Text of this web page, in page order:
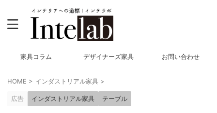
家具コラム デザイナーズ家具 お問い合わせ
HOME > インダストリアル家具 >
広告 インダストリアル家具 テーブル